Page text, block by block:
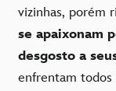
vizinhas, porém
se apaixonam
desgosto a
enfrentam todos